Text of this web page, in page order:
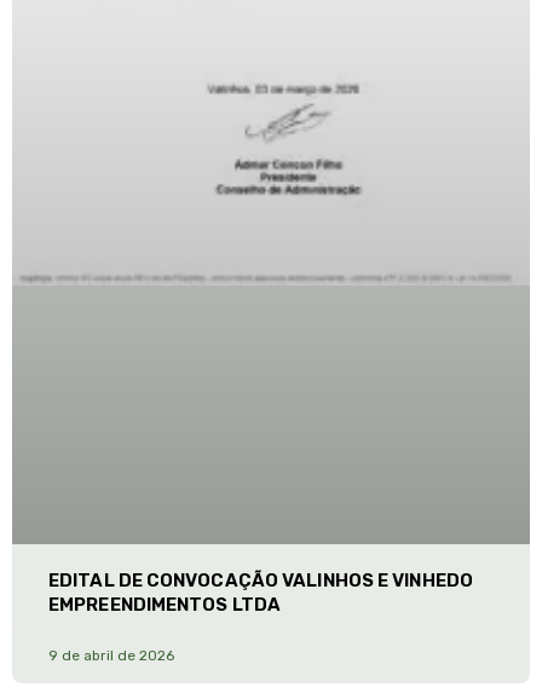
EDITAL DE CONVOCAÇÃO VALINHOS E VINHEDO
EMPREENDIMENTOS LTDA
9 de abril de 2026